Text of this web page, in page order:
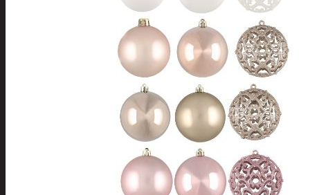
Tuotevalikoima
Poistotuotteet
Kausituotteet
Joulu
Joulu- ja kausivalot
Eläimet ja
tontut
Kyntteliköt
Valoketjut ja